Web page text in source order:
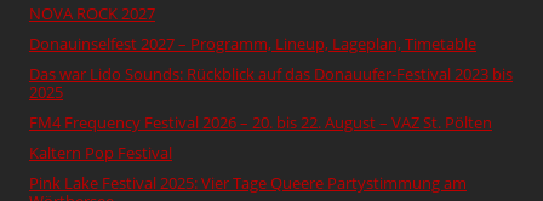
NOVA ROCK 2027
Donauinselfest 2027 – Programm, Lineup, Lageplan, Timetable
Das war Lido Sounds: Rückblick auf das Donauufer-Festival 2023 bis
2025
FM4 Frequency Festival 2026 – 20. bis 22. August – VAZ St. Pölten
Kaltern Pop Festival
Pink Lake Festival 2025: Vier Tage Queere Partystimmung am